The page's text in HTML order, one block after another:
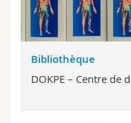
Sciences et
Interfacultaire
Collaborateurs
Doctorants
Webmail
MyUnifr
Bibliothèque
DOKPE – Centre